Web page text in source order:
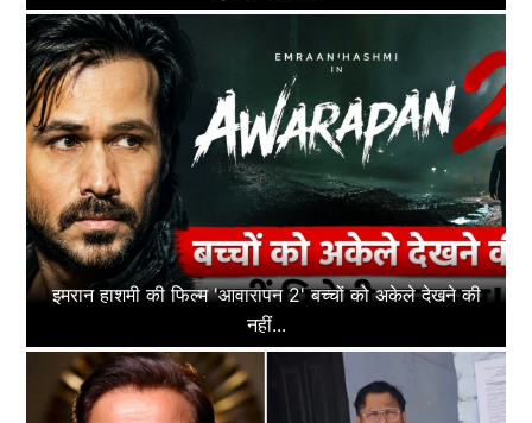
इमरान हाशमी की फिल्म 'आवारापन 2' बच्चों को अकेले देखने की
नहीं...